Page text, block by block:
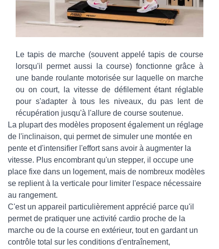
Le tapis de marche (souvent appelé tapis de course
lorsqu'il permet aussi la course) fonctionne grâce à
une bande roulante motorisée sur laquelle on marche
ou on court, la vitesse de défilement étant réglable
pour s'adapter à tous les niveaux, du pas lent de
récupération jusqu'à l'allure de course soutenue.
La plupart des modèles proposent également un réglage
de l'inclinaison, qui permet de simuler une montée en
pente et d'intensifier l'effort sans avoir à augmenter la
vitesse. Plus encombrant qu'un stepper, il occupe une
place fixe dans un logement, mais de nombreux modèles
se replient à la verticale pour limiter l'espace nécessaire
au rangement.
C'est un appareil particulièrement apprécié parce qu'il
permet de pratiquer une activité cardio proche de la
marche ou de la course en extérieur, tout en gardant un
contrôle total sur les conditions d'entraînement,